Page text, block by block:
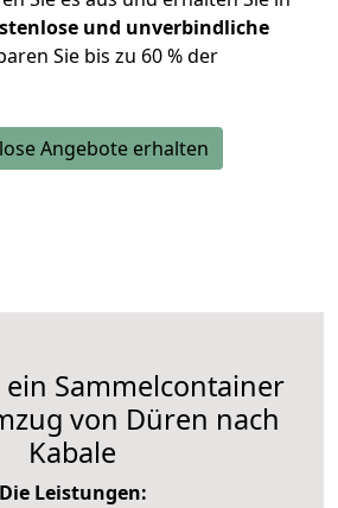
und unverbindliche
Sie bis zu 60 % der
Angebote erhalten
ein Sammelcontainer
von Düren nach
Kabale
Die Leistungen: